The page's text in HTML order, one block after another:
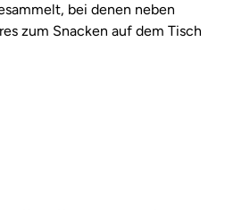
bei denen neben
zum Snacken auf dem Tisch